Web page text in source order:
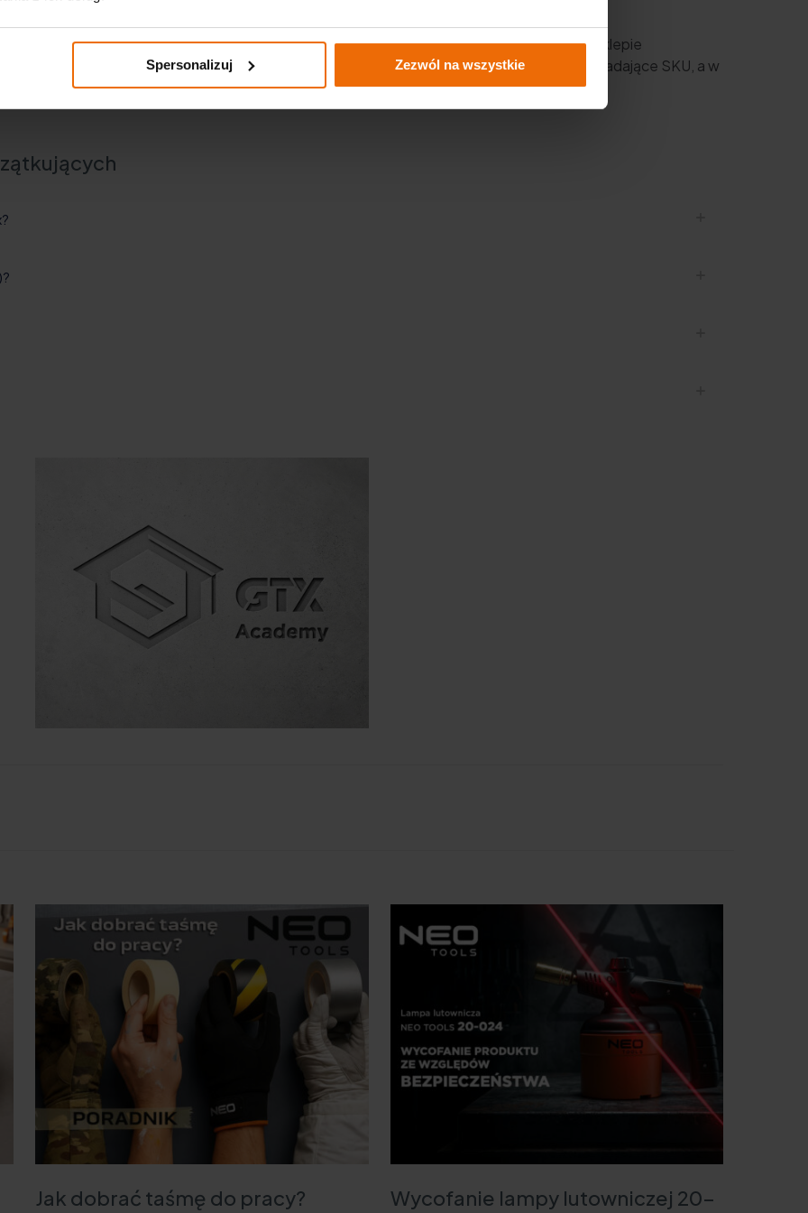
Spersonalizuj Zezwól na wszystkie
kategorie„Wiertła do betonu SDS-Plus”oraz„Wiertła do betonu SDS-Max”w sklepie
kotwy, przepusty). W katalogu marki NEO TOOLS oraz GRAPHITE wyszukasz odpowiadające SKU, a w
Jak dobrać taśmę do pracy? Wycofanie lampy lutowniczej 20-